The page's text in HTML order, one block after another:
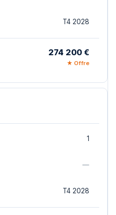
T4 2028
274 200 €
★ Offre
1
—
T4 2028